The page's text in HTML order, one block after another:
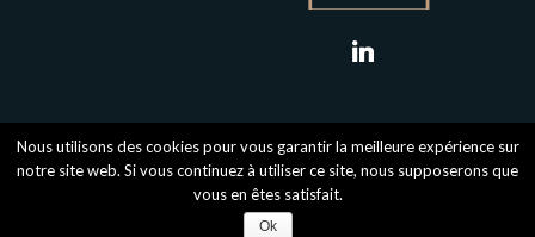
linkedin
-RGPD- Transversale © 2018
agence de communication Greencub
Nous utilisons des cookies pour vous garantir la meilleure expérience sur
notre site web. Si vous continuez à utiliser ce site, nous supposerons que
vous en êtes satisfait.
Ok